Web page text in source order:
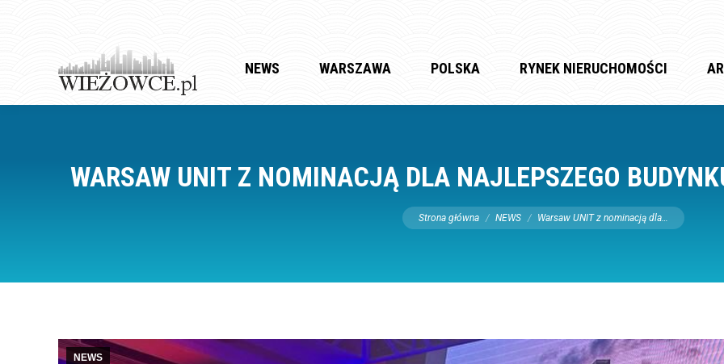
NEWS WARSZAWA POLSKA RYNEK NIERUCHOMOŚCI
WARSAW UNIT Z NOMINACJĄ DLA NAJLEPSZEGO
Jesteś tutaj:
Strona główna NEWS Warsaw UNIT z nominacją dla…
NEWS